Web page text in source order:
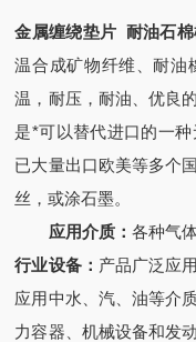
金属缠绕垫片 耐油石棉
温合成矿物纤维、耐油
温，耐压，耐油、优良
是*可以替代进口的一
已大量出口欧美等多个
丝，或涂石墨。
应用介质： 各种气
行业设备： 产品广泛应
应用中水、汽、油等介
力容器、机械设备和发